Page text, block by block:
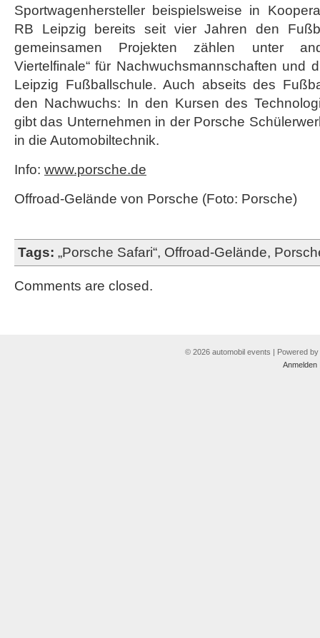
Sportwagenhersteller beispielsweise in
RB Leipzig bereits seit vier Jahren den
gemeinsamen Projekten zählen unter
Viertelfinale“ für Nachwuchsmannschaften und
Leipzig Fußballschule. Auch abseits des
den Nachwuchs: In den Kursen des
gibt das Unternehmen in der Porsche
in die Automobiltechnik.
Info: www.porsche.de
Offroad-Gelände von Porsche (Foto: Porsche)
Tags: „Porsche Safari“, Offroad-Gelände,
Comments are closed.
© 2026 automobil events | Powered by
Anmelden|